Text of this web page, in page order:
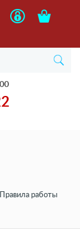
Правила работы